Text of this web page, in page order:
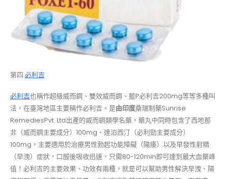
第四.必利吉
必利吉也稱作超級威而鋼、雙效威而鋼、藍P必利吉200mg等等多種叫
法，在臺灣地區主要稱作必利吉。是由印度桑瑞制藥Sunrise
RemediesPvt. Ltd出產的威而鋼類學名藥，藥丸中同時包含了西地那
非（威而鋼主要成分）100mg、達泊西汀（必利勁主要成分）
100mg，主要適用於治療男性勃起功能障礙（陽痿）以及早發性射精
（早洩）症狀，口服後吸收迅速，只需80-120min即可達到最大血藥峰
值！必利吉的主要效果、功效有兩種，就是可以幫助男性解決早洩、陽